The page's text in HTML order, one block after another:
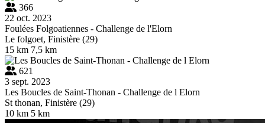
366
22 oct. 2023
Foulées Folgoatiennes - Challenge de l'Elorn
Le folgoet, Finistère (29)
15 km 7,5 km
621
3 sept. 2023
Les Boucles de Saint-Thonan - Challenge de l Elorn
St thonan, Finistère (29)
10 km 5 km